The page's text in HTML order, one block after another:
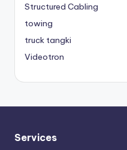
Structured Cabling
towing
truck tangki
Videotron
Services